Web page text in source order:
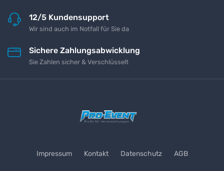
12/5 Kundensupport
Wir sind auch im Notfall für Sie da
Sichere Zahlungsabwicklung
Sie Zahlen sicher & Verschlüsselt
Impressum Kontakt Datenschutz AGB